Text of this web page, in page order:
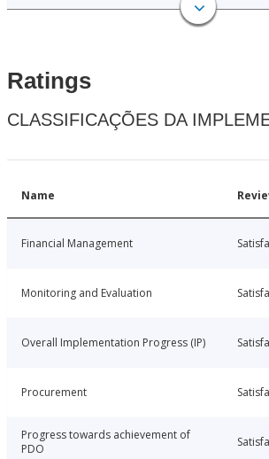
Ratings
CLASSIFICAÇÕES DA
Name
Financial Management
Monitoring and Evaluation
Overall Implementation Progress (IP)
Procurement
Progress towards achievement of
PDO